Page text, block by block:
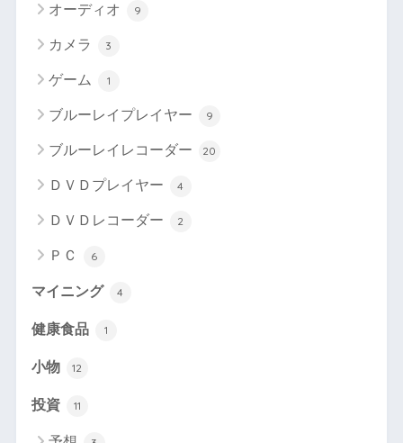
オーディオ 9
カメラ 3
ゲーム 1
ブルーレイプレイヤー 9
ブルーレイレコーダー 20
ＤＶＤプレイヤー 4
ＤＶＤレコーダー 2
ＰＣ 6
マイニング 4
健康食品 1
小物 12
投資 11